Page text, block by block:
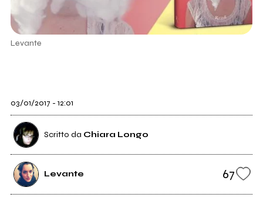
Levante
03/01/2017 - 12:01
Scritto da Chiara Longo
Levante 67